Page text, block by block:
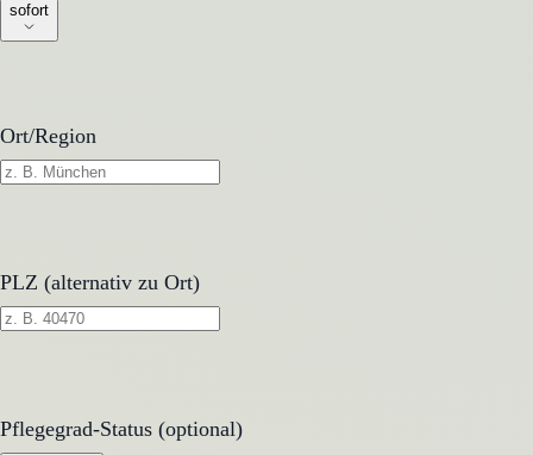
sofort
Ort/Region
PLZ (alternativ zu Ort)
Pflegegrad-Status (optional)
Pflegegrad-Status (optional)